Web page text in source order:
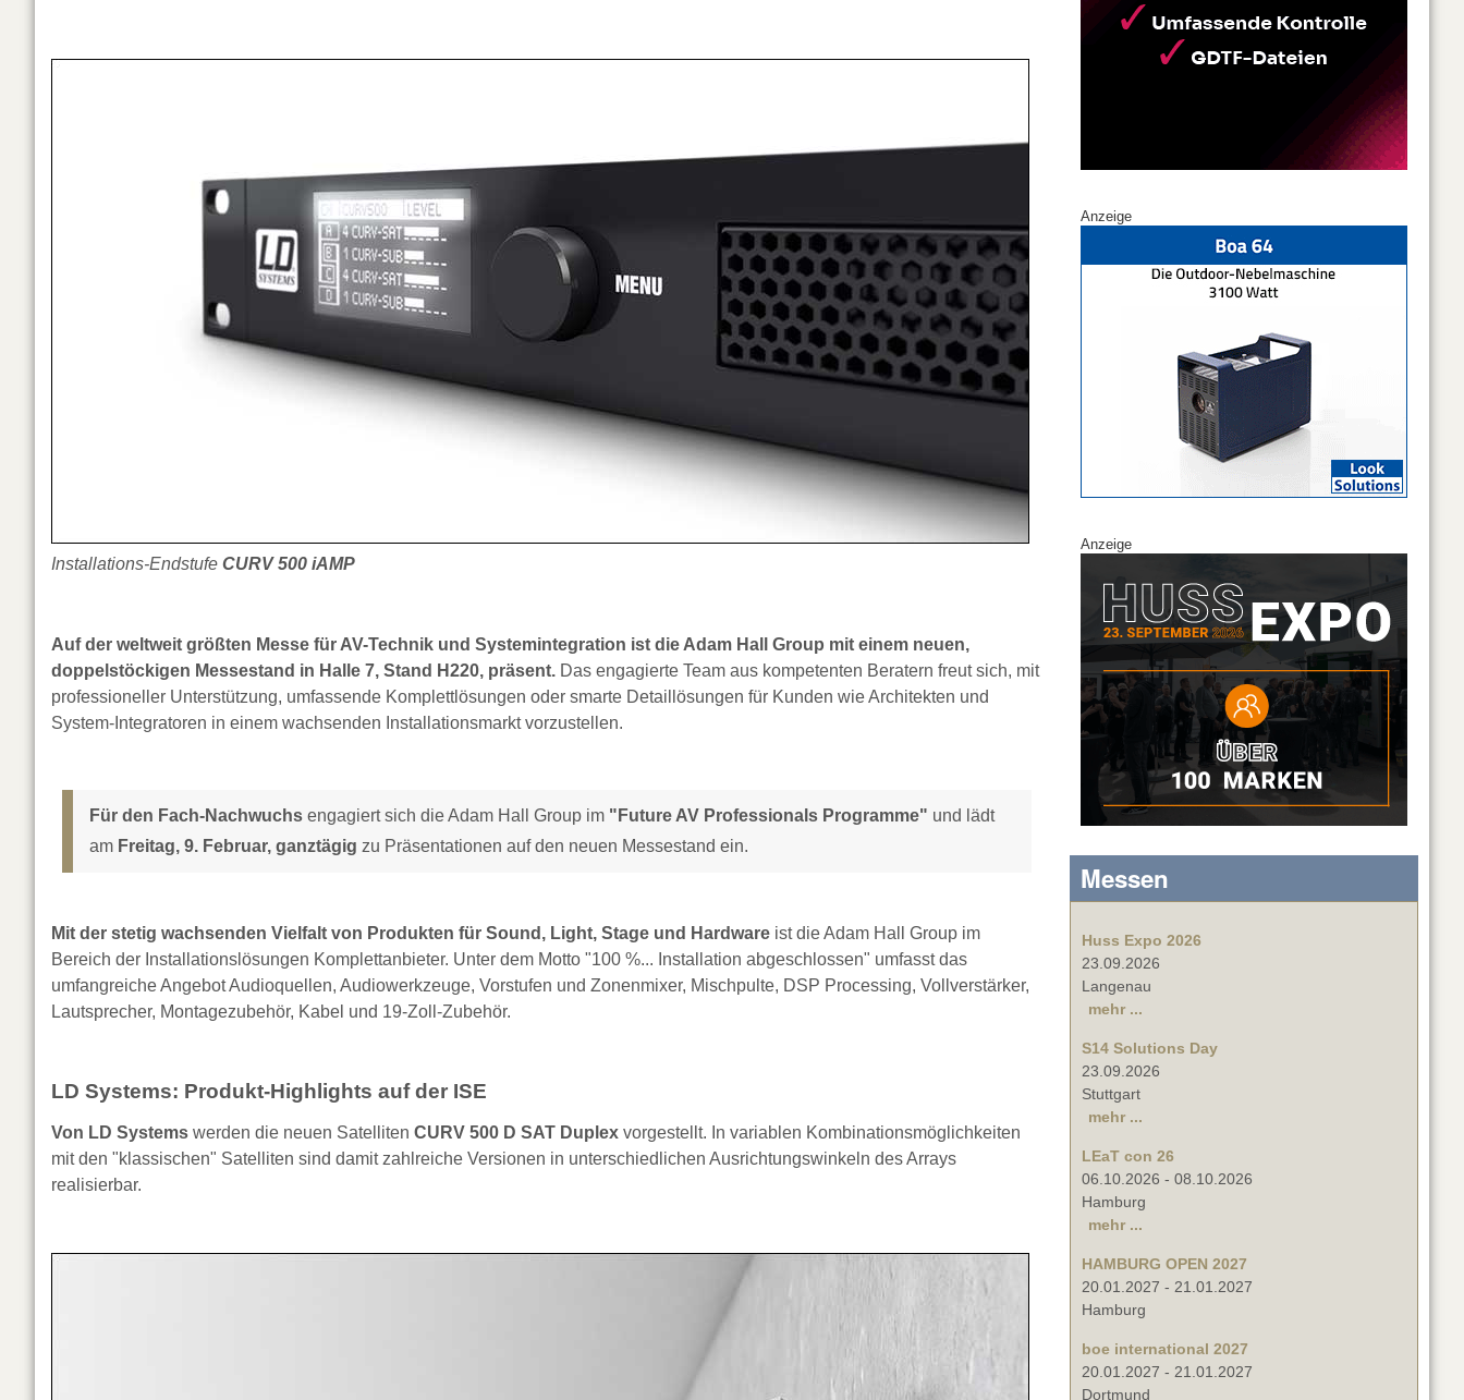
Installations-Endstufe CURV 500 iAMP
Auf der weltweit größten Messe für AV-Technik und Systemintegration ist die Adam Hall Group mit einem neuen,
doppelstöckigen Messestand in Halle 7, Stand H220, präsent. Das engagierte Team aus kompetenten Beratern freut sich, mit
professioneller Unterstützung, umfassende Komplettlösungen oder smarte Detaillösungen für Kunden wie Architekten und
System-Integratoren in einem wachsenden Installationsmarkt vorzustellen.
Für den Fach-Nachwuchs engagiert sich die Adam Hall Group im "Future AV Professionals Programme" und lädt
am Freitag, 9. Februar, ganztägig zu Präsentationen auf den neuen Messestand ein.
Mit der stetig wachsenden Vielfalt von Produkten für Sound, Light, Stage und Hardware ist die Adam Hall Group im
Bereich der Installationslösungen Komplettanbieter. Unter dem Motto "100 %... Installation abgeschlossen" umfasst das
umfangreiche Angebot Audioquellen, Audiowerkzeuge, Vorstufen und Zonenmixer, Mischpulte, DSP Processing, Vollverstärker,
Lautsprecher, Montagezubehör, Kabel und 19-Zoll-Zubehör.
LD Systems: Produkt-Highlights auf der ISE
Von LD Systems werden die neuen Satelliten CURV 500 D SAT Duplex vorgestellt. In variablen Kombinationsmöglichkeiten
mit den "klassischen" Satelliten sind damit zahlreiche Versionen in unterschiedlichen Ausrichtungswinkeln des Arrays
realisierbar.
Anzeige
Anzeige
Messen
Huss Expo 2026
23.09.2026
Langenau
mehr ...
S14 Solutions Day
23.09.2026
Stuttgart
mehr ...
LEaT con 26
06.10.2026 - 08.10.2026
Hamburg
mehr ...
HAMBURG OPEN 2027
20.01.2027 - 21.01.2027
Hamburg
boe international 2027
20.01.2027 - 21.01.2027
Dortmund